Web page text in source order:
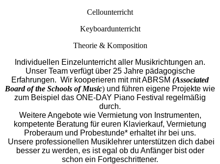
Cellounterricht
Keyboardunterricht
Theorie & Komposition
Individuellen Einzelunterricht aller Musikrichtungen an.
Unser Team verfügt über 25 Jahre pädagogische
Erfahrungen. Wir kooperieren mit mit ABRSM (Associated
Board of the Schools of Music) und führen eigene Projekte wie
zum Beispiel das ONE-DAY Piano Festival regelmäßig
durch.
Weitere Angebote wie Vermietung von Instrumenten,
kompetente Beratung für euren Klavierkauf, Vermietung
Proberaum und Probestunde* erhaltet ihr bei uns.
Unsere professionellen Musiklehrer unterstützen dich dabei
besser zu werden, es ist egal ob du Anfänger bist oder
schon ein Fortgeschrittener.